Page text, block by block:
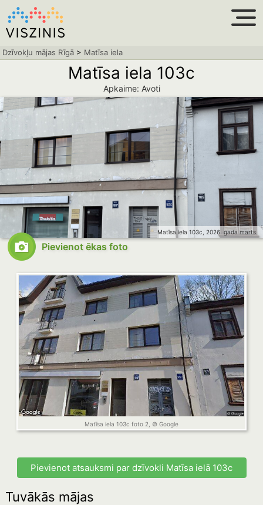
Dzīvokļu mājas Rīgā > Matīsa iela
Matīsa iela 103c
Apkaime: Avoti
Matīsa iela 103c, 2026. gada marts
Pievienot ēkas foto
Matīsa iela 103c foto 2, © Google
Pievienot atsauksmi par dzīvokli Matīsa ielā 103c
Tuvākās mājas